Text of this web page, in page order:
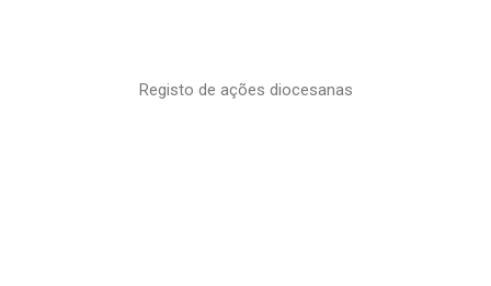
Registo de ações diocesanas